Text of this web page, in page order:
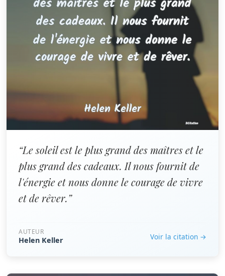
“Le soleil est le plus grand des maîtres et le
plus grand des cadeaux. Il nous fournit de
l'énergie et nous donne le courage de vivre
et de rêver.”
AUTEUR
Helen Keller Voir la citation →